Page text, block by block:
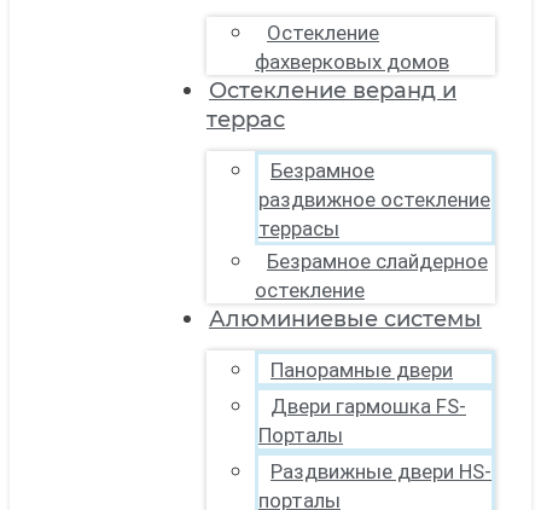
Остекление
фахверковых домов
Остекление веранд и
террас
Безрамное
раздвижное остекление
террасы
Безрамное слайдерное
остекление
Алюминиевые системы
Панорамные двери
Двери гармошка FS-
Порталы
Раздвижные двери HS-
порталы